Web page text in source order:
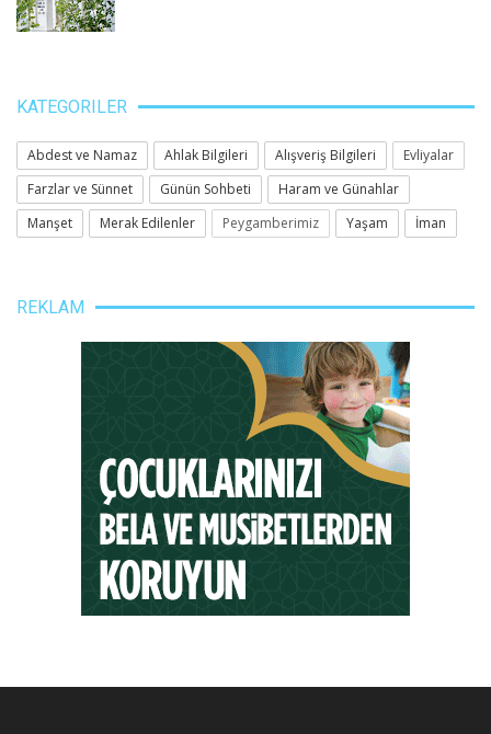
KATEGORILER
Abdest ve Namaz Ahlak Bilgileri Alışveriş Bilgileri
Evliyalar
Farzlar ve Sünnet
Günün Sohbeti
Haram ve Günahlar
Manşet
Merak Edilenler Peygamberimiz Yaşam İman
REKLAM